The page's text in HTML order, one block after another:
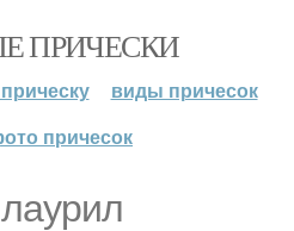
ПРИЧЕСКИ
виды причесок
причесок